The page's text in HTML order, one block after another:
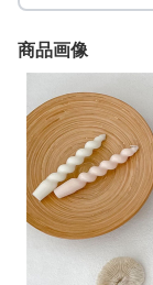
商品画像